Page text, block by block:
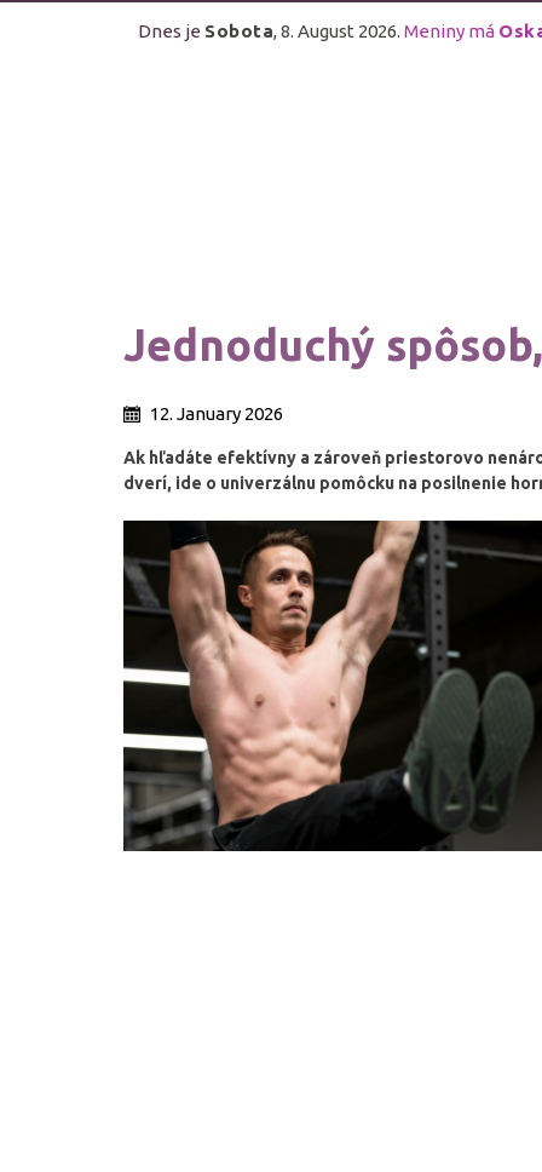
Dnes je Sobota, 8. August 2026. Meniny má
Jednoduchý
12. January 2026
Ak hľadáte efektívny a zároveň priestorovo
dverí, ide o univerzálnu pomôcku na posilnenie